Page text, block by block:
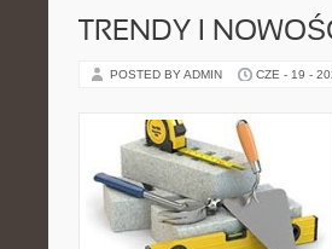
TRENDY I
POSTED BY ADMIN CZE - 19 -